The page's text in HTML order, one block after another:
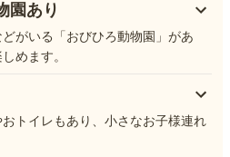
園あり
がいる「おびひろ動物園」があ
めます。
トイレもあり、小さなお子様連れ